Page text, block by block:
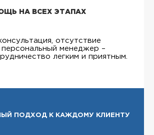
НА ВСЕХ ЭТАПАХ
отсутствие
менеджер –
легким и приятным.
ПОДХОД К КАЖДОМУ КЛИЕНТУ